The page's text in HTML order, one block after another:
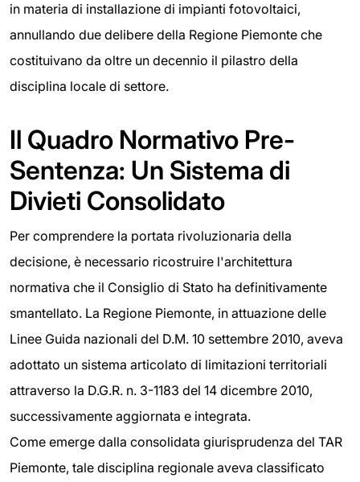
in materia di installazione di impianti fotovoltaici,
annullando due delibere della Regione Piemonte che
costituivano da oltre un decennio il pilastro della
disciplina locale di settore.
Il Quadro Normativo Pre-
Sentenza: Un Sistema di
Divieti Consolidato
Per comprendere la portata rivoluzionaria della
decisione, è necessario ricostruire l'architettura
normativa che il Consiglio di Stato ha definitivamente
smantellato. La Regione Piemonte, in attuazione delle
Linee Guida nazionali del D.M. 10 settembre 2010, aveva
adottato un sistema articolato di limitazioni territoriali
attraverso la D.G.R. n. 3-1183 del 14 dicembre 2010,
successivamente aggiornata e integrata.
Come emerge dalla consolidata giurisprudenza del TAR
Piemonte, tale disciplina regionale aveva classificato